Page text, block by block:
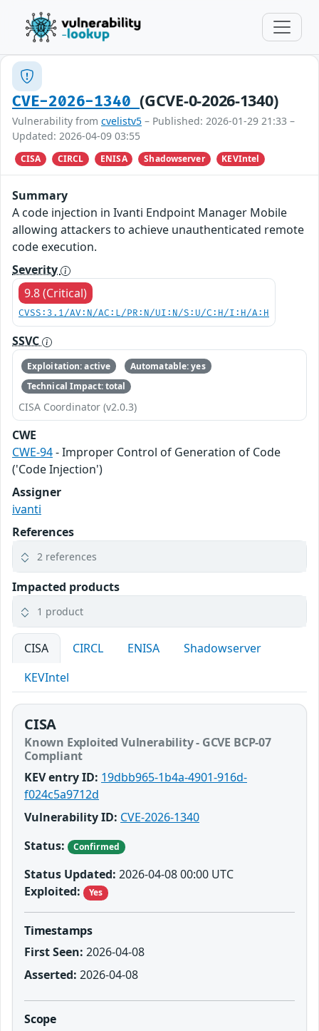
CVE-2026-1340(GCVE-0-2026-1340)
Vulnerability from cvelistv5 – Published: 2026-01-29 21:33 –
Updated: 2026-04-09 03:55
CISA CIRCL ENISA Shadowserver KEVIntel
Summary
A code injection in Ivanti Endpoint Manager Mobile
allowing attackers to achieve unauthenticated remote
code execution.
Severity
9.8 (Critical)
CVSS:3.1/AV:N/AC:L/PR:N/UI:N/S:U/C:H/I:H/A:H
SSVC
Exploitation: active
Automatable: yes
Technical Impact: total
CISA Coordinator (v2.0.3)
CWE
CWE-94- Improper Control of Generation of Code
('Code Injection')
Assigner
ivanti
References
2 references
Impacted products
1 product
CISA CIRCL ENISA
Shadowserver
KEVIntel
CISA
Known Exploited Vulnerability - GCVE BCP-07
Compliant
KEV entry ID: 19dbb965-1b4a-4901-916d-
f024c5a9712d
Vulnerability ID: CVE-2026-1340
Status:
Confirmed
Status Updated: 2026-04-08 00:00 UTC
Exploited:
Yes
Timestamps
First Seen: 2026-04-08
Asserted: 2026-04-08
Scope